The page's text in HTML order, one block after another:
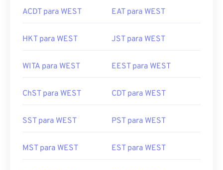
ACDT para WEST EAT para WEST
HKT para WEST JST para WEST
WITA para WEST EEST para WEST
ChST para WEST CDT para WEST
SST para WEST PST para WEST
MST para WEST EST para WEST